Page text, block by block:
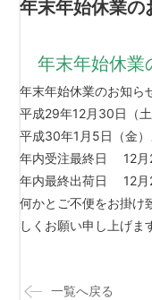
一覧へ戻る
年末年始休業の
年末年始休業
年末年始休業のお知ら
平成29年12月30日（
平成30年1月5日（金）
年内受注最終日 12月
年内最終出荷日 12月
何かとご不便をお掛け
しくお願い申し上げま